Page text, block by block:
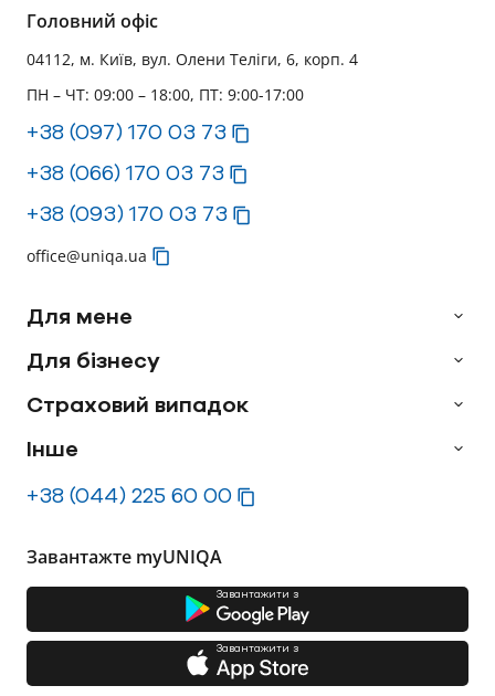
Головний офіс
04112, м. Київ, вул. Олени Теліги, 6, корп. 4
ПН – ЧТ: 09:00 – 18:00, ПТ: 9:00-17:00
+38 (097) 170 03 73
+38 (066) 170 03 73
+38 (093) 170 03 73
office@uniqa.ua
Для мене
Для бізнесу
Страховий випадок
Інше
+38 (044) 225 60 00
Завантажте myUNIQA
Завантажити з
Завантажити з